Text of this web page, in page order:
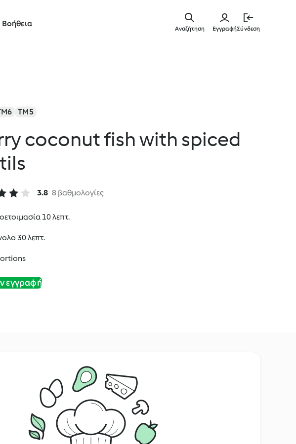
Βοήθεια
ΕγγραφήΣύνδεση
Αναζήτηση
TM5
coconut fish with spiced
3.8 8 βαθμολογίες
10 λεπτ.
30 λεπτ.
εγγραφή